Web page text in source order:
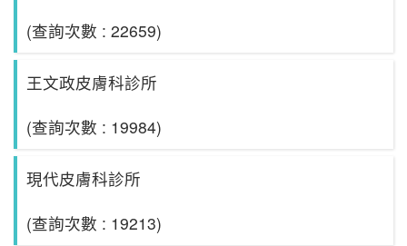
(查詢次數 : 22659)
王文政皮膚科診所
(查詢次數 : 19984)
現代皮膚科診所
(查詢次數 : 19213)